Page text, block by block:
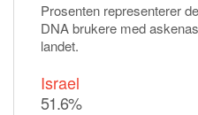
Prosenten representerer
DNA brukere med
landet.
Israel
51.6%